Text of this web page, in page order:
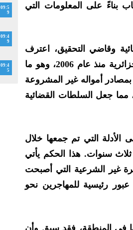
بناءً على المعلومات التي
وقاضي التحقيق، اعترف
المتهم بتورطه في الدخول غير القانوني إلى الأراضي الجزائرية منذ عام 2006، وهو ما
أمواله غير المشروعة
جعل السلطات القضائية
الأدلة التي تم جمعها خلال
ثلاث سنوات. هذا الحكم يأتي
غير الشرعية التي أصبحت
رئيسية للمهاجرين نحو
في المنطقة، فقد سبق وأن
09:5
9
09:4
9
09:4
5